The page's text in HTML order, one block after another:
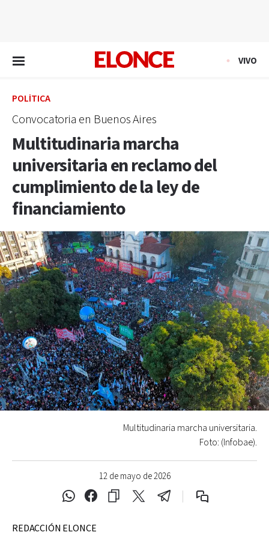
VIVO
POLÍTICA
Convocatoria en Buenos Aires
Multitudinaria marcha
universitaria en reclamo del
cumplimiento de la ley de
financiamiento
12 de mayo de 2026
Multitudinaria marcha universitaria.
Foto: (Infobae).
REDACCIÓN ELONCE